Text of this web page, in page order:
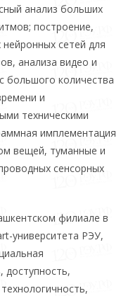
анализ больших
построение,
сетей для
анализа видео и
большого количества
и
техническими
имплементация
вещей, туманные и
сенсорных
филиале в
университета РЭУ,
доступность,